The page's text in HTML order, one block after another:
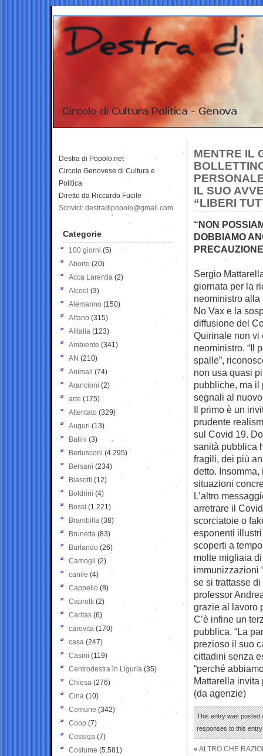
MENTRE IL
IL SUO
“LIBERI
“NON
DOBBIAMO
Sergio
giornata per la
neoministro
No Vax e la
diffusione del
Quirinale non vi
neoministro. “Il
spalle”,
non usa quasi
pubbliche, ma il
segnali al
Il primo è un
prudente
sul Covid 19.
sanità pubblica
fragili, dei più
detto.
situazioni
L’altro
arretrare il
scorciatoie o
esponenti
scoperti a
molte migliaia
immunizzazioni
se si trattasse
professor
grazie al lavoro
C’è infine un
pubblica. “La
prezioso il suo
cittadini senza
“perché
Mattarella invita
(da agenzie)
This entry was posted
responses to this
« ALTRO CHE
Destra di Popolo.net
Circolo Genovese di Cultura e
Politica
Diretto da Riccardo Fucile
Scrivici: destradipopolo@gmail.com
Categorie
100 giorni (5)
Aborto (20)
Acca Larentia (2)
Alcool (3)
Alemanno (150)
Alfano (315)
Alitalia (123)
Ambiente (341)
AN (210)
Animali (74)
Arancioni (2)
arte (175)
Attentato (329)
Auguri (13)
Batini (3)
Berlusconi (4.295)
Bersani (234)
Biasotti (12)
Boldrini (4)
Bossi (1.221)
Brambilla (38)
Brunetta (83)
Burlando (26)
Camogli (2)
canile (4)
Cappello (8)
Caprotti (2)
Caritas (6)
carovita (170)
casa (247)
Casini (119)
Centrodestra in Liguria (35)
Chiesa (276)
Cina (10)
Comune (342)
Coop (7)
Cossiga (7)
Costume (5.581)